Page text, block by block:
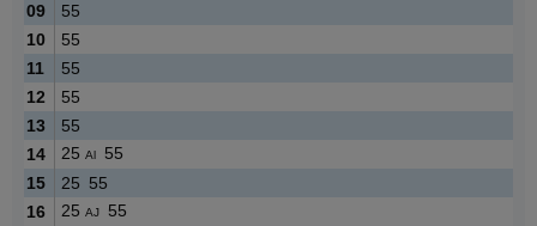
09
55
10
55
11
55
12
55
13
55
14
25 Al
55
15
25 55
16
25 AJ
55